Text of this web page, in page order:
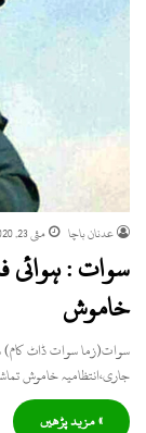
عدنان باچا مئی 23, 2020
سوات : ہوائی
خاموش
سوات(زما سوات ڈاٹ کام)
جاری،انتظامیہ خاموش
» مزید پڑھیں